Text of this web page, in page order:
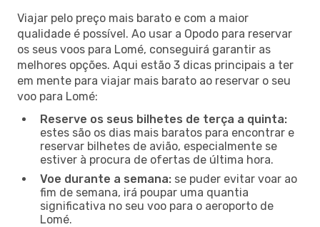
Viajar pelo preço mais barato e com a maior
qualidade é possível. Ao usar a Opodo para reservar
os seus voos para Lomé, conseguirá garantir as
melhores opções. Aqui estão 3 dicas principais a ter
em mente para viajar mais barato ao reservar o seu
voo para Lomé:
Reserve os seus bilhetes de terça a quinta:
estes são os dias mais baratos para encontrar e
reservar bilhetes de avião, especialmente se
estiver à procura de ofertas de última hora.
Voe durante a semana: se puder evitar voar ao
fim de semana, irá poupar uma quantia
significativa no seu voo para o aeroporto de
Lomé.